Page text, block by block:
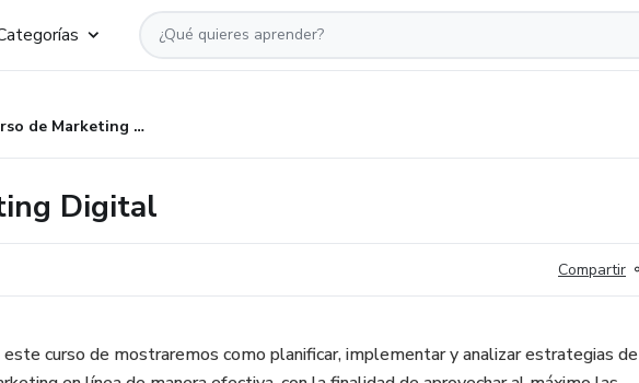
Curso de Marketing Digital
Digital
Compartir
este curso de mostraremos como planificar, implementar y analizar estrategias de